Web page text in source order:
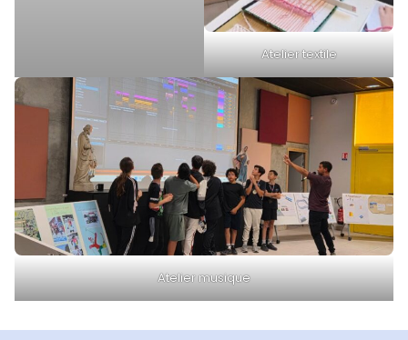
Atelier textile
Atelier musique